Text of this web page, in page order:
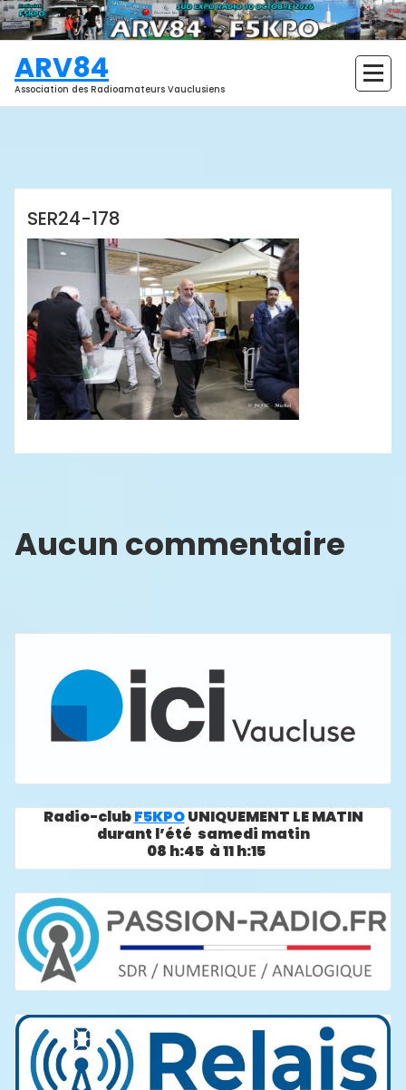
Aller
au
contenu
ARV84
Association des Radioamateurs Vauclusiens
SER24-178
Aucun commentaire
Radio-clubF5KPOUNIQUEMENT LE MATIN
durant l’été samedi matin
08 h:45 à 11 h:15